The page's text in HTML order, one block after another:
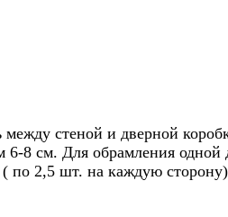
стеной и дверной
6-8 см. Для обрамления одной
по 2,5 шт. на каждую сторону)